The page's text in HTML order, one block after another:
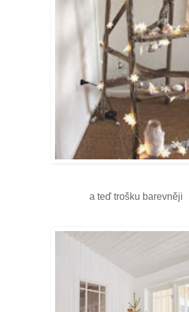
a teď trošku barevněji